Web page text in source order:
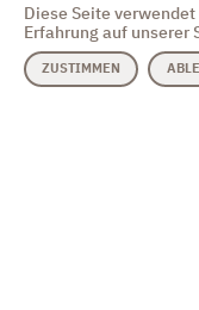
Diese Seite
Erfahrung auf unserer
ZUSTIMMEN